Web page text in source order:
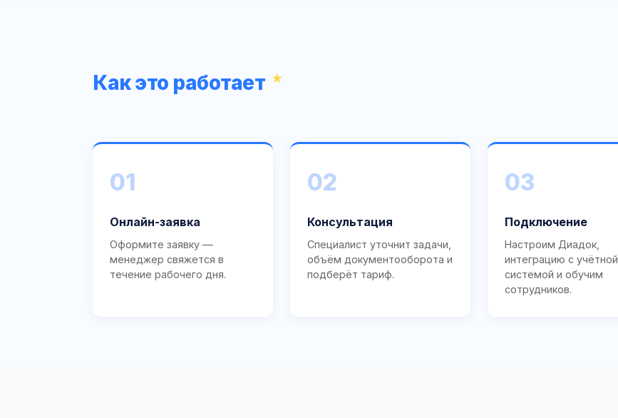
Как это работает
01
Онлайн-заявка
Оформите заявку —
менеджер свяжется в
течение рабочего дня.
02
Консультация
Специалист уточнит задачи,
объём документооборота и
подберёт тариф.
03
Подключение
Настроим Диадок,
интеграцию с учётной
системой и обучим
сотрудников.